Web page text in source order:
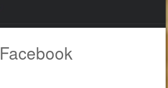
Facebook